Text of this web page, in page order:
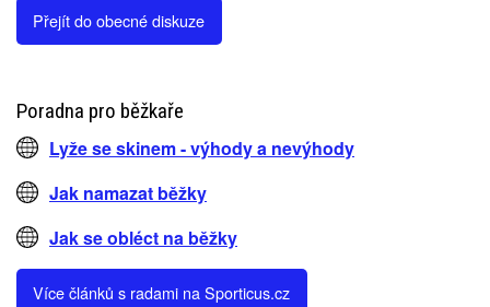
Přejít do obecné diskuze
Poradna pro běžkaře
Lyže se skinem - výhody a nevýhody
Jak namazat běžky
Jak se obléct na běžky
Více článků s radami na Sporticus.cz